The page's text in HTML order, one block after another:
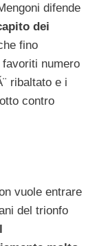
difende
dei
fino
numero
ribaltato e i
contro
vuole entrare
del trionfo